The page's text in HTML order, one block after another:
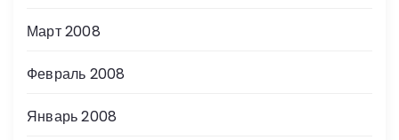
Март 2008
Февраль 2008
Январь 2008